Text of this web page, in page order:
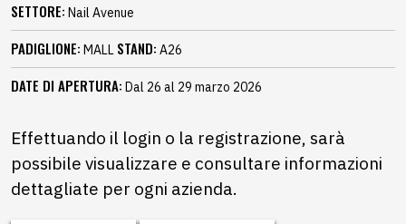
SETTORE: Nail Avenue
PADIGLIONE: MALL STAND: A26
DATE DI APERTURA: Dal 26 al 29 marzo 2026
Effettuando il login o la registrazione, sarà
possibile visualizzare e consultare informazioni
dettagliate per ogni azienda.